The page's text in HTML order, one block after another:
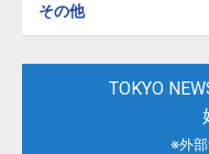
その他
TOKYO
※外部